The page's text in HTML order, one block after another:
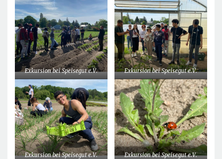
Exkursion bei Speisegut e.V. Exkursion bei Speisegut e.V.
Exkursion bei Speisegut e.V. Exkursion bei Speisegut e.V.